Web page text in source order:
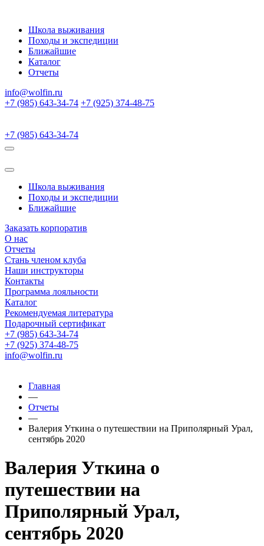
Школа выживания
Походы и экспедиции
Ближайшие
Каталог
Отчеты
info@wolfin.ru
+7 (985) 643-34-74 +7 (925) 374-48-75
+7 (985) 643-34-74
Школа выживания
Походы и экспедиции
Ближайшие
Заказать корпоратив
О нас
Отчеты
Стань членом клуба
Наши инструкторы
Контакты
Программа лояльности
Каталог
Рекомендуемая литература
Подарочный сертификат
+7 (985) 643-34-74
+7 (925) 374-48-75
info@wolfin.ru
Главная
—
Отчеты
—
Валерия Уткина о путешествии на Приполярный Урал,
сентябрь 2020
Валерия Уткина о
путешествии на
Приполярный Урал,
сентябрь 2020